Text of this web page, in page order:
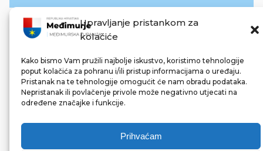
Upravljanje pristankom za
kolačiće
Kako bismo Vam pružili najbolje iskustvo, koristimo tehnologije
poput kolačića za pohranu i/ili pristup informacijama o uređaju.
Pristanak na te tehnologije omogućit će nam obradu podataka.
Nepristanak ili povlačenje privole može negativno utjecati na
određene značajke i funkcije.
Prihvaćam
REPUBLIKA HRVATSKA